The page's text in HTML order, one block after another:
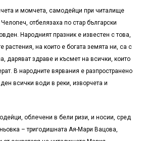
и момчета, самодейци при читалище
отбелязаха по стар български
Народният празник е известен с това,
растения, на които е богата земята ни, са с
даряват здраве и късмет на всички, които
В народните вярвания е разпространено
всички води в реки, изворчета и
облечени в бели ризи, и носии, сред
– тригодишната Ая-Мари Вацова,